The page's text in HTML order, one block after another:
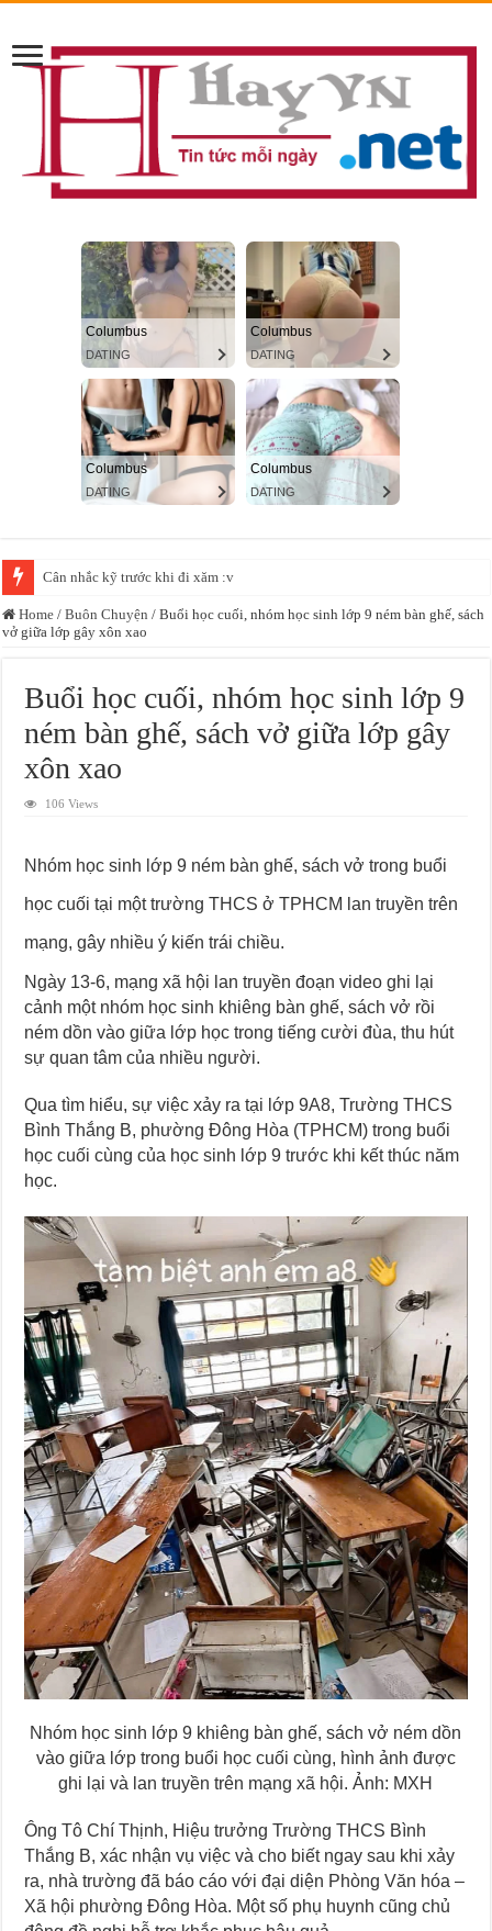
Cân nhắc kỹ trước khi đi xăm :v
Home / Buôn Chuyện / Buổi học cuối, nhóm học sinh lớp 9 ném bàn ghế, sách
vở giữa lớp gây xôn xao
Buổi học cuối, nhóm học sinh lớp 9
ném bàn ghế, sách vở giữa lớp gây
xôn xao
106 Views
Nhóm học sinh lớp 9 ném bàn ghế, sách vở trong buổi
học cuối tại một trường THCS ở TPHCM lan truyền trên
mạng, gây nhiều ý kiến trái chiều.
Ngày 13-6, mạng xã hội lan truyền đoạn video ghi lại
cảnh một nhóm học sinh khiêng bàn ghế, sách vở rồi
ném dồn vào giữa lớp học trong tiếng cười đùa, thu hút
sự quan tâm của nhiều người.
Qua tìm hiểu, sự việc xảy ra tại lớp 9A8, Trường THCS
Bình Thắng B, phường Đông Hòa (TPHCM) trong buổi
học cuối cùng của học sinh lớp 9 trước khi kết thúc năm
học.
Nhóm học sinh lớp 9 khiêng bàn ghế, sách vở ném dồn
vào giữa lớp trong buổi học cuối cùng, hình ảnh được
ghi lại và lan truyền trên mạng xã hội. Ảnh: MXH
Ông Tô Chí Thịnh, Hiệu trưởng Trường THCS Bình
Thắng B, xác nhận vụ việc và cho biết ngay sau khi xảy
ra, nhà trường đã báo cáo với đại diện Phòng Văn hóa –
Xã hội phường Đông Hòa. Một số phụ huynh cũng chủ